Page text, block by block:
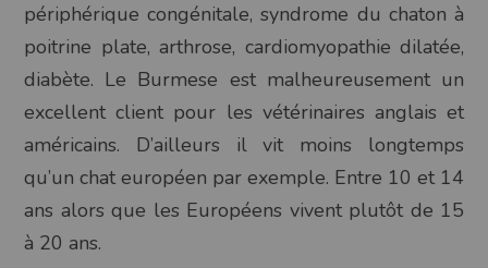
périphérique congénitale, syndrome du chaton à
poitrine plate, arthrose, cardiomyopathie dilatée,
diabète. Le Burmese est malheureusement un
excellent client pour les vétérinaires anglais et
américains. D’ailleurs il vit moins longtemps
qu’un chat européen par exemple. Entre 10 et 14
ans alors que les Européens vivent plutôt de 15
à 20 ans.